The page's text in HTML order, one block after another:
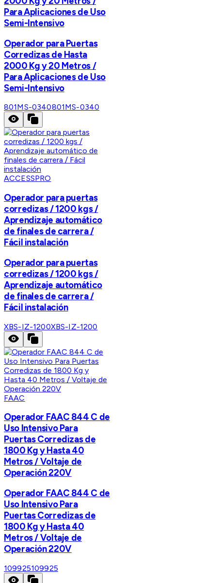
Para Aplicaciones de Uso
Semi-Intensivo
Operador para Puertas
Corredizas de Hasta
2000 Kg y 20 Metros /
Para Aplicaciones de Uso
Semi-Intensivo
801MS-0340801MS-0340
ACCESSPRO
Operador para puertas
corredizas / 1200 kgs /
Aprendizaje automático
de finales de carrera /
Fácil instalación
Operador para puertas
corredizas / 1200 kgs /
Aprendizaje automático
de finales de carrera /
Fácil instalación
XBS-IZ-1200XBS-IZ-1200
FAAC
Operador FAAC 844 C de
Uso Intensivo Para
Puertas Corredizas de
1800 Kg y Hasta 40
Metros / Voltaje de
Operación 220V
Operador FAAC 844 C de
Uso Intensivo Para
Puertas Corredizas de
1800 Kg y Hasta 40
Metros / Voltaje de
Operación 220V
109925109925